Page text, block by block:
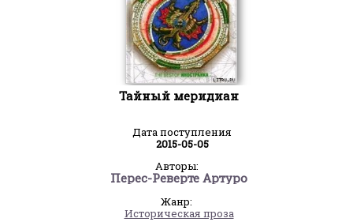
Тайный меридиан
Дата поступления
2015-05-05
Авторы:
Перес-Реверте Артуро
Жанр:
Историческая проза